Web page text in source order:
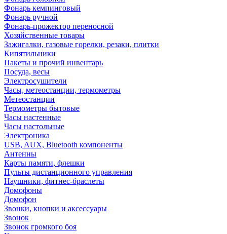
Фонарь кемпинговый
Фонарь ручной
Фонарь-прожектор переносной
Хозяйственные товары
Зажигалки, газовые горелки, резаки, плитки
Кипятильники
Пакеты и прочий инвентарь
Посуда, весы
Электросушители
Часы, метеостанции, термометры
Метеостанции
Термометры бытовые
Часы настенные
Часы настольные
Электроника
USB, AUX, Bluetooth компоненты
Антенны
Карты памяти, флешки
Пульты дистанционного управления
Наушники, фитнес-браслеты
Домофоны
Домофон
Звонки, кнопки и аксессуары
Звонок
Звонок громкого боя